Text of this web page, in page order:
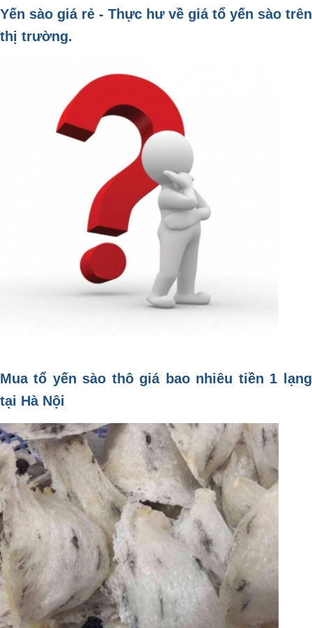
Yến sào giá rẻ - Thực hư về giá tổ yến sào trên
thị trường.
Mua tổ yến sào thô giá bao nhiêu tiền 1 lạng
tại Hà Nội